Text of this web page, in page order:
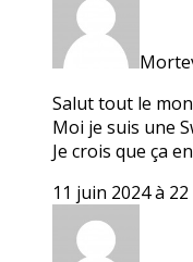
Salut tout le
Moi je suis une
Je crois que ça
11 juin 2024 à